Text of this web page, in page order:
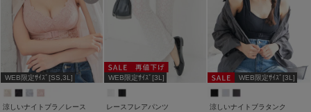
WEB限定ｻｲｽﾞ[SS,3L]
涼しいナイトブラ／レース
WEB限定ｻｲｽﾞ[3L]
レースフレアパンツ
WEB限定ｻｲｽﾞ[3L]
涼しいナイトブラタンク